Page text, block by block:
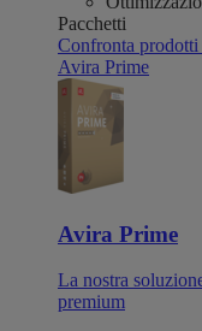
Pacchetti
Confronta prodotti
Avira Prime
Avira Prime
La nostra
premium